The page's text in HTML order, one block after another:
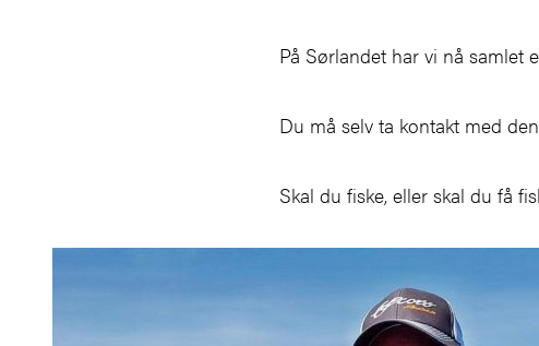
På Sørlandet har vi nå samlet
Du må selv ta kontakt med
Skal du fiske, eller skal du få